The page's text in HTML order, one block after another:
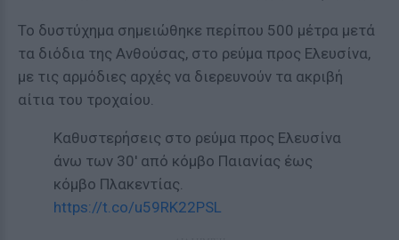
Το δυστύχημα σημειώθηκε περίπου 500 μέτρα μετά
τα διόδια της Ανθούσας, στο ρεύμα προς Ελευσίνα,
με τις αρμόδιες αρχές να διερευνούν τα ακριβή
αίτια του τροχαίου.
Καθυστερήσεις στο ρεύμα προς Ελευσίνα
άνω των 30' από κόμβο Παιανίας έως
κόμβο Πλακεντίας.
https://t.co/u59RK22PSL